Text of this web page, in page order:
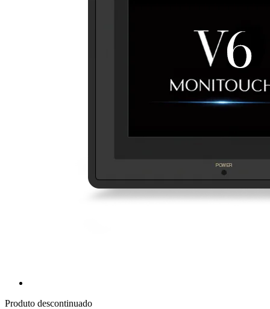
Produto descontinuado